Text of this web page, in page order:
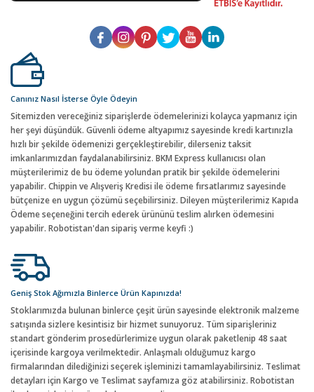
Canınız Nasıl İsterse Öyle Ödeyin
Sitemizden vereceğiniz siparişlerde ödemelerinizi kolayca yapmanız için
her şeyi düşündük. Güvenli ödeme altyapımız sayesinde kredi kartınızla
hızlı bir şekilde ödemenizi gerçekleştirebilir, dilerseniz taksit
imkanlarımızdan faydalanabilirsiniz. BKM Express kullanıcısı olan
müşterilerimiz de bu ödeme yolundan pratik bir şekilde ödemelerini
yapabilir. Chippin ve Alışveriş Kredisi ile ödeme fırsatlarımız sayesinde
bütçenize en uygun çözümü seçebilirsiniz. Dileyen müşterilerimiz Kapıda
Ödeme seçeneğini tercih ederek ürününü teslim alırken ödemesini
yapabilir. Robotistan'dan sipariş verme keyfi :)
Geniş Stok Ağımızla Binlerce Ürün Kapınızda!
Stoklarımızda bulunan binlerce çeşit ürün sayesinde elektronik malzeme
satışında sizlere kesintisiz bir hizmet sunuyoruz. Tüm siparişleriniz
standart gönderim prosedürlerimize uygun olarak paketlenip 48 saat
içerisinde kargoya verilmektedir. Anlaşmalı olduğumuz kargo
firmalarından dilediğinizi seçerek işleminizi tamamlayabilirsiniz. Teslimat
detayları için Kargo ve Teslimat sayfamıza göz atabilirsiniz. Robotistan